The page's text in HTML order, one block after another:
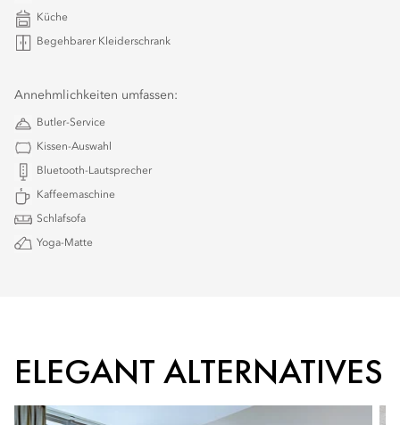
Küche
Begehbarer Kleiderschrank
Annehmlichkeiten umfassen:
Butler-Service
Kissen-Auswahl
Bluetooth-Lautsprecher
Kaffeemaschine
Schlafsofa
Yoga-Matte
ELEGANT ALTERNATIVES